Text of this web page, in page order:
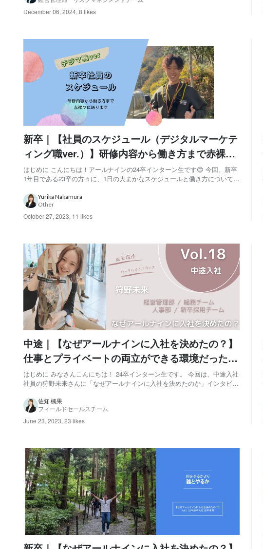
December 06, 2024, 8 likes
新卒｜【社員のスケジュール（デジタルマーケテ
ィング職ver.）】研修内容から働き方まで赤裸々
に語ります
はじめに こんにちは！アールナインの24卒インターン生です😊 今回、新卒
1年目である23卒の方々に、1日の大まかなスケジュールと働き方について伺
職の3つの職種を対象にしており、本記事はそのうちのデジタルマーケティ
ング職編です。 「デジタルマーケテ...
Yurika Nakamura
Other
October 27, 2023, 11 likes
中途｜【なぜアールナインに入社を決めたの？】
仕事とプライベートの両立ができる環境だった！
vol.18狩野未来
はじめに みなさんこんにちは！ 24卒インターン生です。 今回は、中途入社
社員の狩野未来さんに「なぜアールナインに入社を決めたのか」インタビュ
経歴 新卒で大手コンビニエンスストアに入社し、現場の副店長、店長を経
験した後に本部に異動し、省人...
佐知 楓果
フィールドセールスチーム
June 23, 2023, 23 likes